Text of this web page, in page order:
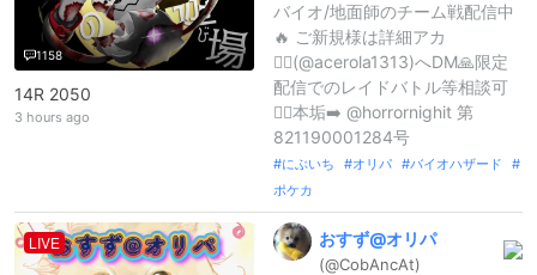
1158
14R 2050
3 hours ago
バイオ/地面師のチーム戦配信中
🔥 ご新規様は詳細アカ
💁‍♀️(@acerola1313)へDM🙏限定
配信でのレイドバトル等相談可
🙆‍♀️本垢➡️ @horrornighit 第
821190001284号
にぶいち オリパ
バイオハザード
ポケカ
LIVE おすず@オリパ
(@CobAncAt)